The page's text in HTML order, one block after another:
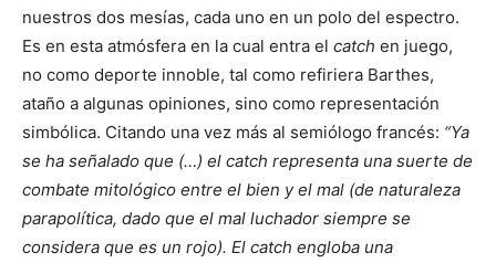
nuestros dos mesías, cada uno en un polo del espectro.
Es en esta atmósfera en la cual entra el catch en juego,
no como deporte innoble, tal como refiriera Barthes,
ataño a algunas opiniones, sino como representación
simbólica. Citando una vez más al semiólogo francés: “Ya
se ha señalado que (…) el catch representa una suerte de
combate mitológico entre el bien y el mal (de naturaleza
parapolítica, dado que el mal luchador siempre se
considera que es un rojo). El catch engloba una